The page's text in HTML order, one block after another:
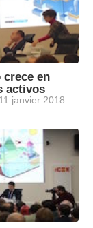
crece en
activos
11 janvier 2018